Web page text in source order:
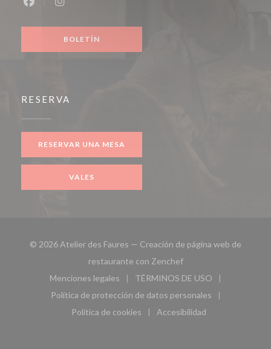
BOLETÍN
RESERVA
RESERVAR UNA MESA
VALES
© 2026 Atelier des Faures — Creación de página web de
restaurante con Zenchef((abre en una nueva
Menciones legales
((abre en una nueva ventana))
TÉRMINOS DE USO
((abre en una nueva
Política de protección de datos personales
((abre en una nueva ventana))
Política de cookies
((abre en una nueva ventana))
Accesibilidad